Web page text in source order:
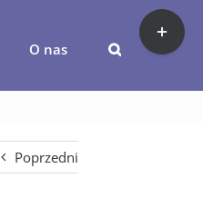
O nas
Poprzedni
Toggle
Sliding
Bar